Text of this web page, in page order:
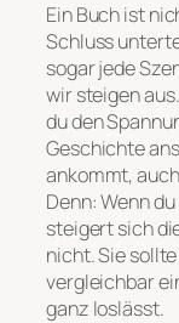
Ein Buch ist
Schluss
sogar jede
wir steigen
du den
Geschichte
ankommt,
Denn: Wenn
steigert sich
nicht. Sie
vergleichbar
ganz loslässt.